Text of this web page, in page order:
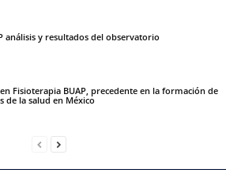
análisis y resultados del observatorio
Fisioterapia BUAP, precedente en la formación de
de la salud en México